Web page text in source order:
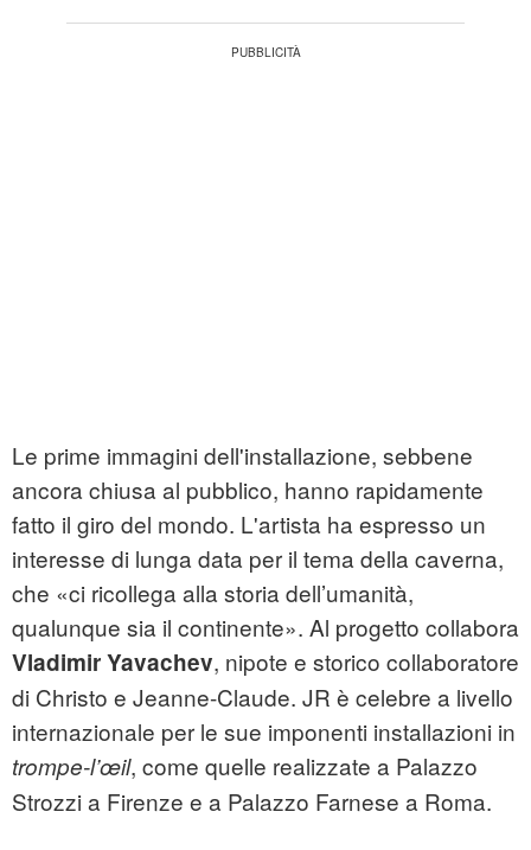
Le prime immagini dell'installazione, sebbene
ancora chiusa al pubblico, hanno rapidamente
fatto il giro del mondo. L'artista ha espresso un
interesse di lunga data per il tema della caverna,
che «ci ricollega alla storia dell’umanità,
qualunque sia il continente». Al progetto collabora
Vladimir Yavachev, nipote e storico collaboratore
di Christo e Jeanne-Claude. JR è celebre a livello
internazionale per le sue imponenti installazioni in
trompe-l’œil, come quelle realizzate a Palazzo
Strozzi a Firenze e a Palazzo Farnese a Roma.